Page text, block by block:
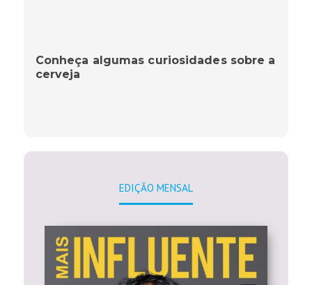
Conheça algumas curiosidades sobre a
cerveja
EDIÇÃO MENSAL